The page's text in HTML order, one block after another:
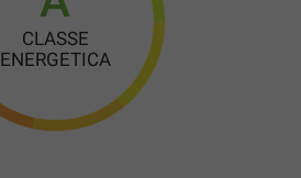
CLASSE
ENERGETICA